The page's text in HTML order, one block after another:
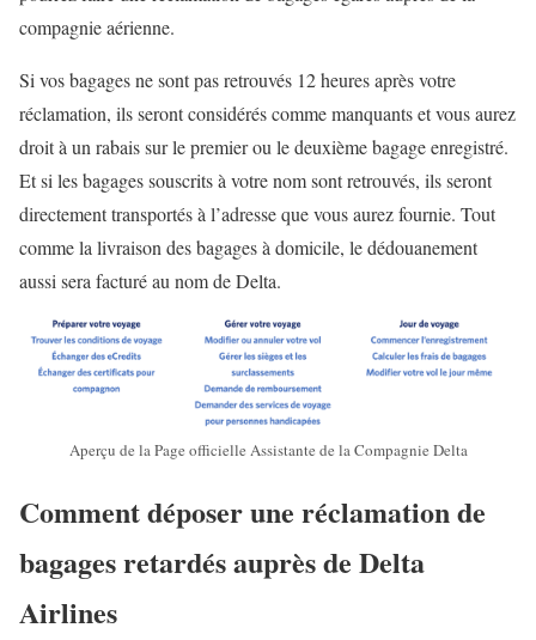
compagnie aérienne.
Si vos bagages ne sont pas retrouvés 12 heures après votre
réclamation, ils seront considérés comme manquants et vous aurez
droit à un rabais sur le premier ou le deuxième bagage enregistré.
Et si les bagages souscrits à votre nom sont retrouvés, ils seront
directement transportés à l’adresse que vous aurez fournie. Tout
comme la livraison des bagages à domicile, le dédouanement
aussi sera facturé au nom de Delta.
Aperçu de la Page officielle Assistante de la Compagnie Delta
Comment déposer une réclamation de
bagages retardés auprès de Delta
Airlines